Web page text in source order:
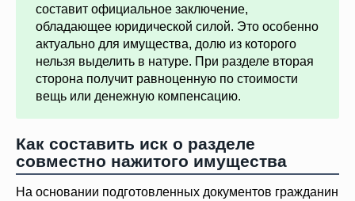
составит официальное заключение,
обладающее юридической силой. Это особенно
актуально для имущества, долю из которого
нельзя выделить в натуре. При разделе вторая
сторона получит равноценную по стоимости
вещь или денежную компенсацию.
Как составить иск о разделе
совместно нажитого имущества
На основании подготовленных документов гражданин